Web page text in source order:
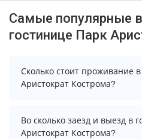
Самые популярные
гостинице Парк
Сколько стоит проживание
Аристократ Кострома?
Стоимость проживания в
Кострома начинается от
Во сколько заезд и выезд в
Аристократ Кострома?